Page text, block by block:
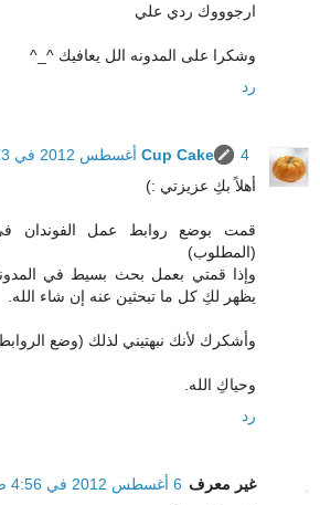
ارجوووك ردي علي
وشكرا على المدونه الل يعافيك ^_^
رد
Cup Cake
4 أغسطس 2012 في 5:23 م
أهلاً بكِ عزيزتي :)
قمت بوضع روابط عمل الفوندان
(المطلوب)
وإذا قمتي بعمل بحث بسيط في
يظهر لكِ كل ما تبحثين عنه إن شاء الله.
وأشكرك لأنك نبهتيني لذلك (وضع
وحياكِ الله.
رد
غير معرف 6 أغسطس 2012 في 4:56 ص